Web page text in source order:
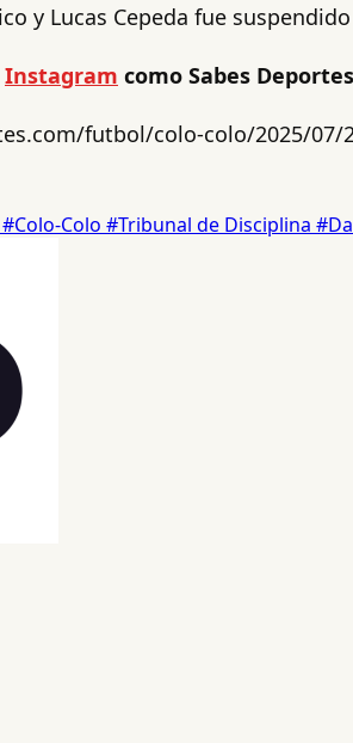
y Lucas Cepeda fue
Instagram como Sabes
futbol/colo-colo/2025/07/
#Colo-Colo #Tribunal de Disciplina